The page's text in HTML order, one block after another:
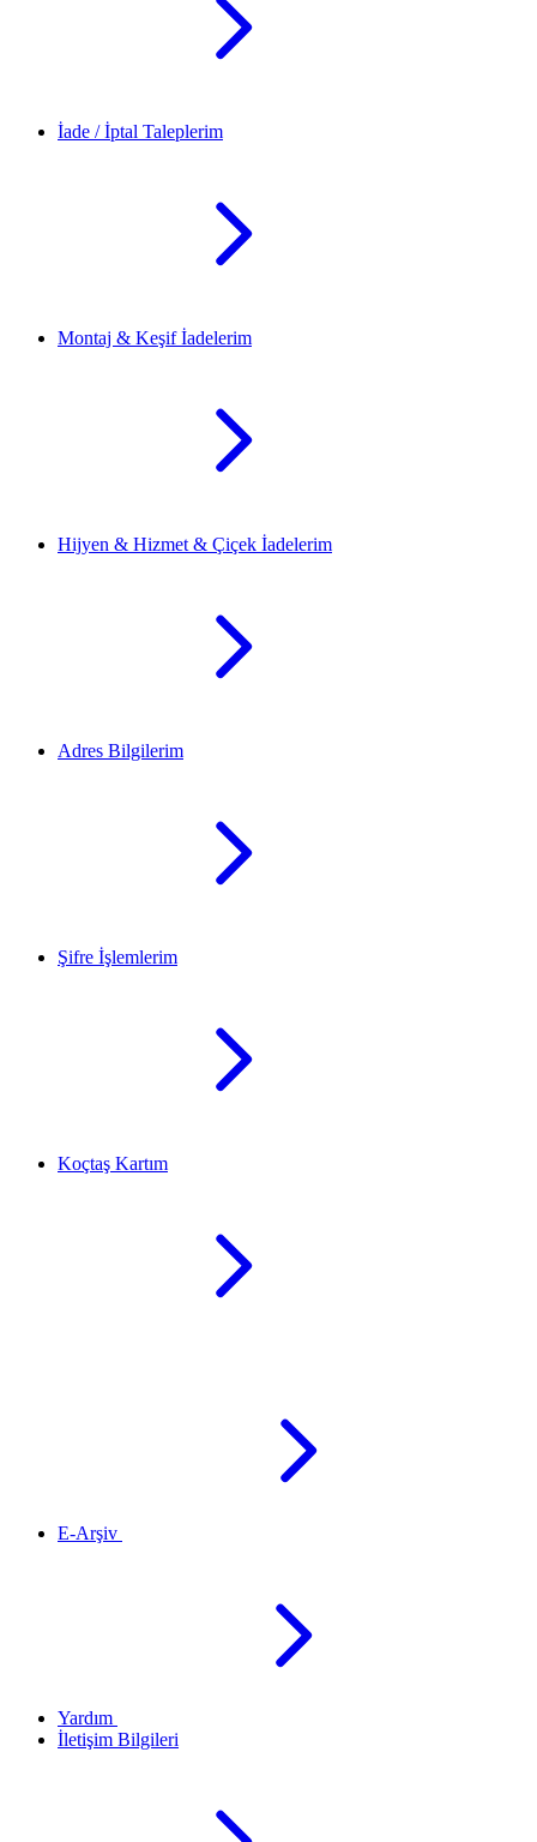
İade / İptal Taleplerim
Montaj & Keşif İadelerim
Hijyen & Hizmet & Çiçek İadelerim
Adres Bilgilerim
Şifre İşlemlerim
Koçtaş Kartım
E-Arşiv
Yardım
İletişim Bilgileri